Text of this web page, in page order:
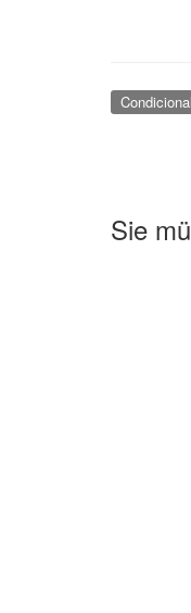
Sie